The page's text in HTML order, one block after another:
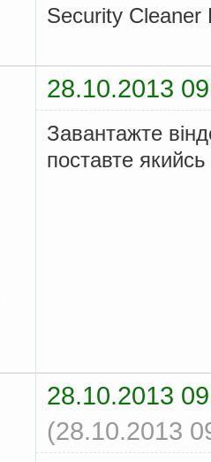
Security Cleaner
28.10.2013
Завантажте
поставте
28.10.2013
(28.10.2013